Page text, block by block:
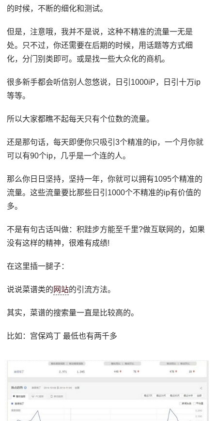
的时候，不断的细化和测试。
但是，注意哦，我并不是说，这种不精准的流量一无是
处。只不过，你还需要在后期的时候，用话题等方式细
化，分门别类即可。或是找一些大众化的商机。
很多新手都会听信别人忽悠说，日引1000iP，日引十万ip
等等。
所以大家都瞧不起每天只有个位数的流量。
还是那句话，每天即便你只吸引3个精准的ip，一个月你就
可以有90个ip，几乎是一个连的人。
那么你日日坚持，坚持一年，你就可以拥有1095个精准的
流量。这些流量要比那些日引1000个不精准的ip有价值的
多。
不是有句古话叫做：积跬步方能至千里?做互联网的，如果
没有这样的精神，很难有成绩!
在这里插一腿子：
说说菜谱类的 网站的引流方法。
其实，菜谱的搜索量一直是比较高的。
比如：宫保鸡丁 最低也有两千多